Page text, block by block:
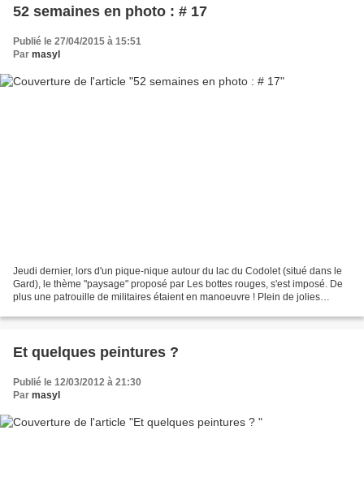
52 semaines en photo : # 17
Publié le 27/04/2015 à 15:51
Par masyl
Jeudi dernier, lors d'un pique-nique autour du lac du Codolet (situé dans le
Gard), le thème "paysage" proposé par Les bottes rouges, s'est imposé. De
plus une patrouille de militaires étaient en manoeuvre ! Plein de jolies
Et quelques peintures ?
Publié le 12/03/2012 à 21:30
Par masyl